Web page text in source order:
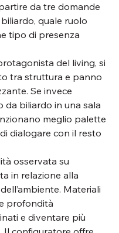
da tre domande
quale ruolo
tipo di presenza
del living, si
tra struttura e panno
Se invece
da biliardo in una sala
meglio palette
dialogare con il resto
osservata su
in relazione alla
Materiali
profondità
e diventare più